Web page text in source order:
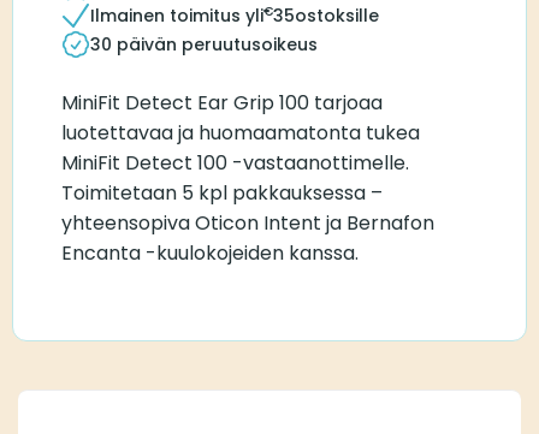
Ilmainen toimitus yli€35ostoksille
30 päivän peruutusoikeus
MiniFit Detect Ear Grip 100 tarjoaa
luotettavaa ja huomaamatonta tukea
MiniFit Detect 100 -vastaanottimelle.
Toimitetaan 5 kpl pakkauksessa –
yhteensopiva Oticon Intent ja Bernafon
Encanta -kuulokojeiden kanssa.